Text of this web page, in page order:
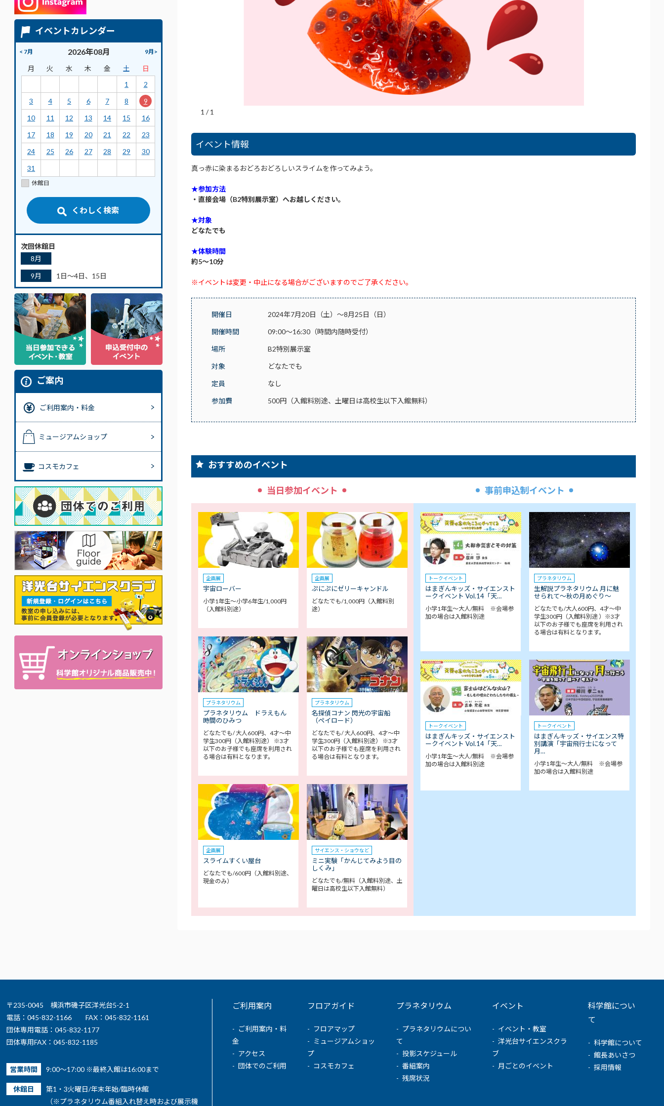
イベントカレンダー
< 7月 2026年08月 9月>
月 火 水 木 金 土
日
1
2
3
4 5 6 7 8
9
10
11 12 13 14 15
16
17
18 19 20 21 22
23
24
25 26 27 28 29
30
31
休館日
くわしく検索
次回休館日
8月
9月 1日～4日、15日
ご案内
ご利用案内・料金
ミュージアムショップ
コスモカフェ
1 /1
イベント情報
真っ赤に染まるおどろおどろしいスライムを作ってみよう。
★参加方法
・直接会場（B2特別展示室）へお越しください。
★対象
どなたでも
★体験時間
約5～10分
※イベントは変更・中止になる場合がございますのでご了承ください。
開催日 2024年7月20日（土）～8月25日（日）
開催時間 09:00～16:30（時間内随時受付）
場所 B2特別展示室
対象 どなたでも
定員 なし
参加費 500円（入館料別途、土曜日は高校生以下入館無料）
おすすめのイベント
当日参加イベント
企画展
宇宙ローバー
小学1年生～小学6年生/1,000円
（入館料別途）
企画展
ぷにぷにゼリーキャンドル
どなたでも/1,000円（入館料別
途）
プラネタリウム
プラネタリウム ドラえもん
時間のひみつ
どなたでも/ 大人600円、4才～中
学生300円（入館料別途） ※3才
以下のお子様でも座席を利用され
る場合は有料となります。
プラネタリウム
名探偵コナン 閃光の宇宙船
（ペイロード）
どなたでも/ 大人600円、4才～中
学生300円（入館料別途） ※3才
以下のお子様でも座席を利用され
る場合は有料となります。
企画展
スライムすくい屋台
どなたでも/600円（入館料別途、
現金のみ）
サイエンス・ショウなど
ミニ実験「かんじてみよう目の
しくみ」
どなたでも/無料（入館料別途、土
曜日は高校生以下入館無料）
事前申込制イベント
トークイベント
はまぎんキッズ・サイエンスト
ークイベント Vol.14「天…
小学1年生～大人/無料 ※会場参
加の場合は入館料別途
プラネタリウム
生解説プラネタリウム 月に魅
せられて～秋の月めぐり～
どなたでも/大人600円、4才～中
学生300円（入館料別途 ）※3才
以下のお子様でも座席を利用され
る場合は有料となります。
トークイベント
はまぎんキッズ・サイエンスト
ークイベント Vol.14「天…
小学1年生～大人/無料 ※会場参
加の場合は入館料別途
トークイベント
はまぎんキッズ・サイエンス特
別講演「宇宙飛行士になって
月…
小学1年生～大人/無料 ※会場参
加の場合は入館料別途
〒235-0045 横浜市磯子区洋光台5-2-1
電話：045-832-1166
FAX：045-832-1161
団体専用電話：045-832-1177
団体専用FAX：045-832-1185
営業時間 9:00～17:00 ※最終入館は16:00まで
休館日
第1・3火曜日/年末年始/臨時休館
（※プラネタリウム番組入れ替え時および展示機
ご利用案内
ご利用案内・料
金
アクセス
団体でのご利用
フロアガイド
フロアマップ
ミュージアムショッ
プ
コスモカフェ
プラネタリウム
プラネタリウムについ
て
投影スケジュール
番組案内
残席状況
イベント
イベント・教室
洋光台サイエンスクラ
ブ
月ごとのイベント
科学館につい
て
科学館について
館長あいさつ
採用情報